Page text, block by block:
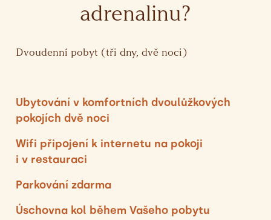
adrenalinu?
Dvoudenní pobyt (tři dny, dvě noci)
Ubytování v komfortních dvoulůžkových
pokojích dvě noci
Wifi připojení k internetu na pokoji
i v restauraci
Parkování zdarma
Úschovna kol během Vašeho pobytu